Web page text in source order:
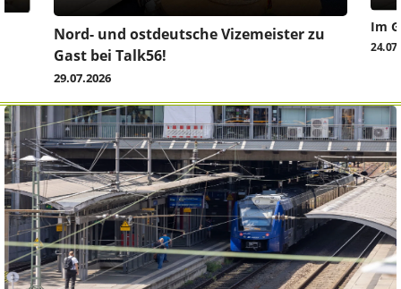
Nord- und ostdeutsche Vizemeister zu
Gast bei Talk56!
29.07.2026
Im